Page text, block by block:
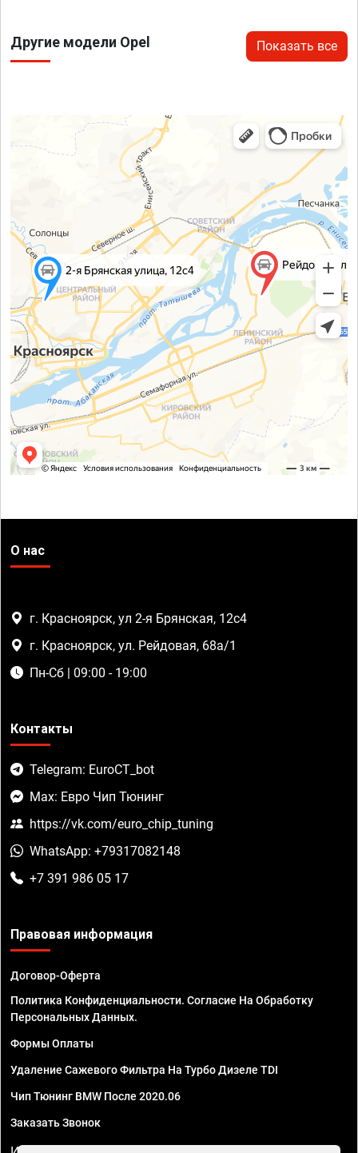
Другие модели Opel Показать все
О нас
г. Красноярск, ул 2-я Брянская, 12с4
г. Красноярск, ул. Рейдовая, 68а/1
Пн-Сб | 09:00 - 19:00
Контакты
Telegram: EuroCT_bot
Max: Евро Чип Тюнинг
https://vk.com/euro_chip_tuning
WhatsApp: +79317082148
+7 391 986 05 17
Правовая информация
Договор-Оферта
Политика Конфиденциальности. Согласие На Обработку
Персональных Данных.
Формы Оплаты
Удаление Сажевого Фильтра На Турбо Дизеле TDI
Чип Тюнинг BMW После 2020.06
Заказать Звонок